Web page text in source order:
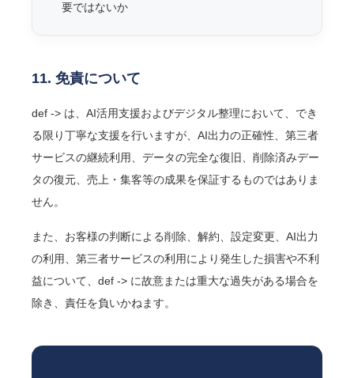
要ではないか
11. 免責について
def -> は、AI活用支援およびデジタル整理において、でき
る限り丁寧な支援を行いますが、AI出力の正確性、第三者
サービスの継続利用、データの完全な復旧、削除済みデー
タの復元、売上・集客等の成果を保証するものではありま
せん。
また、お客様の判断による削除、解約、設定変更、AI出力
の利用、第三者サービスの利用により発生した損害や不利
益について、def -> に故意または重大な過失がある場合を
除き、責任を負いかねます。